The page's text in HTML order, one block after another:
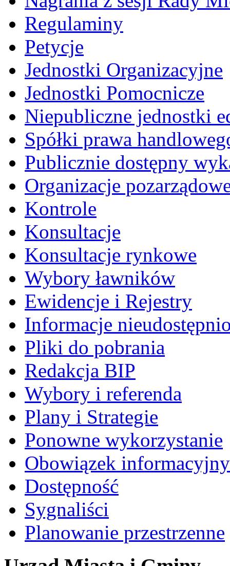
Regulaminy
Petycje
Jednostki Organizacyjne
Jednostki Pomocnicze
Niepubliczne jednostki
Spółki prawa
Publicznie dostępny
Organizacje
Kontrole
Konsultacje
Konsultacje rynkowe
Wybory ławników
Ewidencje i Rejestry
Informacje
Pliki do pobrania
Redakcja BIP
Wybory i referenda
Plany i Strategie
Ponowne wykorzystanie
Obowiązek informacyjny
Dostępność
Sygnaliści
Planowanie przestrzenne